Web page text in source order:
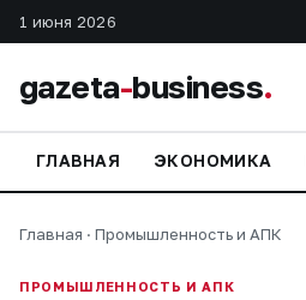
1 июня 2026
gazeta-business.
ГЛАВНАЯ ЭКОНОМИКА
Главная · Промышленность и АПК
ПРОМЫШЛЕННОСТЬ И АПК